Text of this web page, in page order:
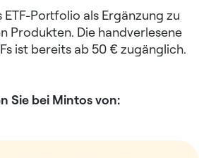
ETF-Portfolio als Ergänzung zu
Produkten. Die handverlesene
ist bereits ab 50 € zugänglich.
Sie bei Mintos von: